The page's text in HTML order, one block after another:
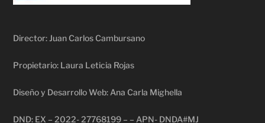
Director: Juan Carlos Cambursano
Propietario: Laura Leticia Rojas
Diseño y Desarrollo Web: Ana Carla Mighella
DND: EX – 2022- 27768199 – – APN- DNDA#MJ